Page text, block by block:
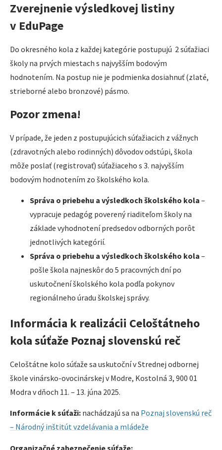
Zverejnenie výsledkovej listiny
v EduPage
Do okresného kola z každej kategórie postupujú 2 súťažiaci
školy na prvých miestach s najvyšším bodovým
hodnotením. Na postup nie je podmienka dosiahnuť (zlaté,
strieborné alebo bronzové) pásmo.
Pozor zmena!
V prípade, že jeden z postupujúcich súťažiacich z vážnych
(zdravotných alebo rodinných) dôvodov odstúpi, škola
môže poslať (registrovať) súťažiaceho s 3. najvyšším
bodovým hodnotením zo školského kola.
Správa o priebehu a výsledkoch školského kola –
vypracuje pedagóg poverený riaditeľom školy na
základe vyhodnotení predsedov odborných porôt
jednotlivých kategórií.
Správa o priebehu a výsledkoch školského kola –
pošle škola najneskôr do 5 pracovných dní po
uskutočnení školského kola podľa pokynov
regionálneho úradu školskej správy.
Informácia k realizácii Celoštátneho
kola súťaže Poznaj slovenskú reč
Celoštátne kolo súťaže sa uskutoční v Strednej odbornej
škole vinársko-ovocinárskej v Modre, Kostolná 3, 900 01
Modra v dňoch 11. – 13. júna 2025.
Informácie k súťaži: nachádzajú sa na Poznaj slovenskú reč
– Národný inštitút vzdelávania a mládeže
Organizačné zabezpečenie súťaže: